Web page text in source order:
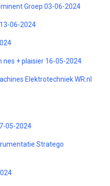
Groep 03-06-2024
06-2024
+ plaisier 16-05-2024
Elektrotechniek WR.nl
05-2024
Stratego